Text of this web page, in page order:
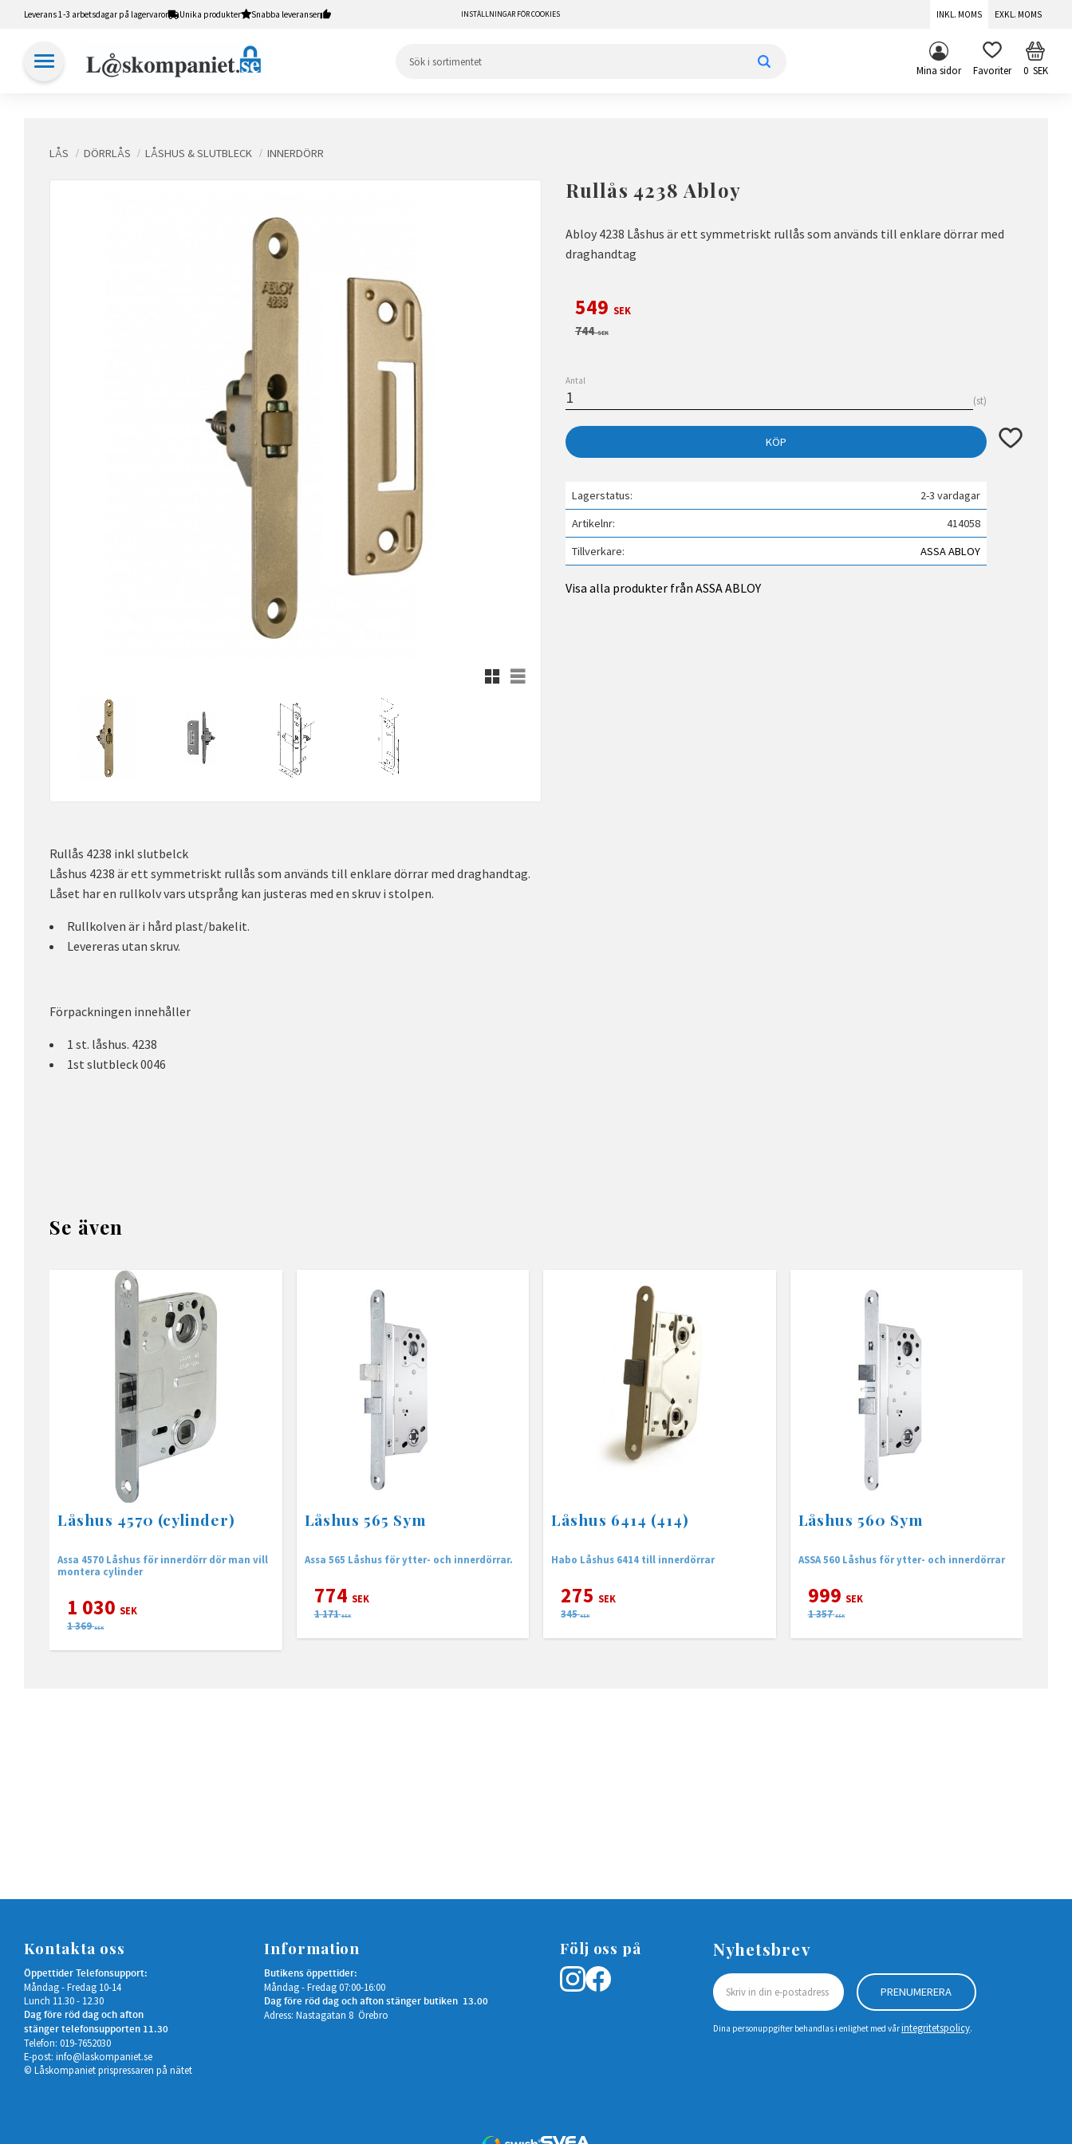
Leverans 1-3 arbetsdagar på lagervaror Unika produkter Snabba leveranser INSTÄLLNINGAR FÖR COOKIES INKL. MOMS EXKL. MOMS
Mina sidor FAVORITER 0SEK
LÅS DÖRRLÅS LÅSHUS & SLUTBLECK INNERDÖRR
Rullås 4238 Abloy
Abloy 4238 Låshus är ett symmetriskt rullås som används till enklare dörrar med
draghandtag
Rutnätsvy
Listvy
Nedsatt pris:
549 SEK
Ordinarie pris:
744SEK
Antal
st
KÖP Lägg till i
Lagerstatus
2-3 vardagar
Artikelnr
414058
Tillverkare
ASSA ABLOY
Visa alla produkter från ASSA ABLOY
Rullås 4238 inkl slutbelck
Låshus 4238 är ett symmetriskt rullås som används till enklare dörrar med draghandtag.
Låset har en rullkolv vars utsprång kan justeras med en skruv i stolpen.
Rullkolven är i hård plast/bakelit.
Levereras utan skruv.
Förpackningen innehåller
1 st. låshus. 4238
1st slutbleck 0046
Se även
Låshus 4570 (cylinder)
Assa 4570 Låshus för innerdörr dör man vill
montera cylinder
1 030 SEK
1 369 SEK
Låshus 565 Sym
Assa 565 Låshus för ytter- och innerdörrar.
774 SEK
1 171 SEK
Låshus 6414 (414)
Habo Låshus 6414 till innerdörrar
275 SEK
345 SEK
Låshus 560 Sym
ASSA 560 Låshus för ytter- och innerdörrar
999 SEK
1 357 SEK
Kontakta oss
Öppettider Telefonsupport:
Måndag - Fredag 10-14
Lunch 11.30 - 12.30
Dag före röd dag och afton
stänger telefonsupporten 11.30
Telefon: 019-7652030
E-post: info@laskompaniet.se
© Låskompaniet prispressaren på nätet
Information
Butikens öppettider:
Måndag - Fredag 07:00-16:00
Dag före röd dag och afton stänger butiken 13.00
Adress: Nastagatan 8 Örebro
Följ oss på Nyhetsbrev
PRENUMERERA
Dina personuppgifter behandlas i enlighet med vårintegritetspolicy.